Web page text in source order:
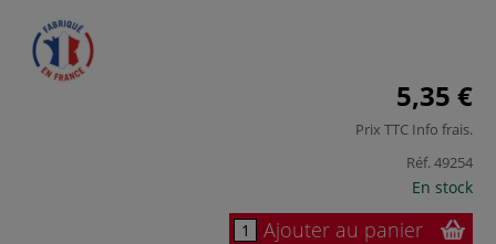
5,35 €
Prix TTC Info frais.
Réf.49254
En stock
Ajouter au panier